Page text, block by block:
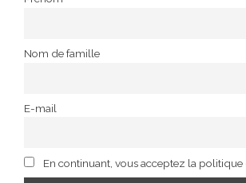
Nom de famille
E-mail
En continuant, vous acceptez la